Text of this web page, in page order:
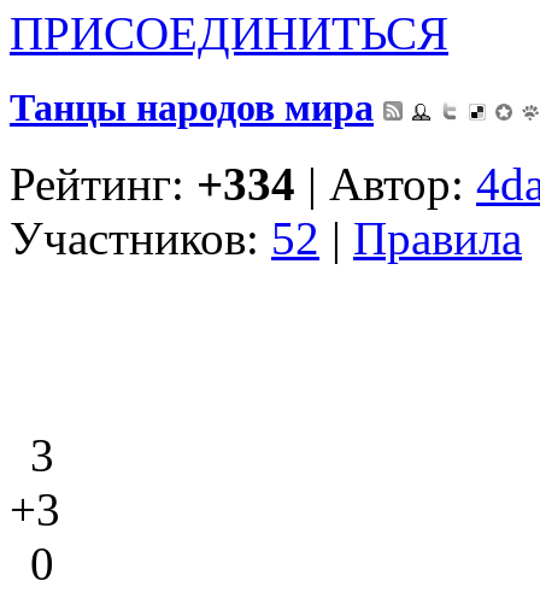
ПРИСОЕДИНИТЬСЯ
Танцы народов мира
Рейтинг: +334 | Автор:
Участников: 52 | Правила
3
+3
0